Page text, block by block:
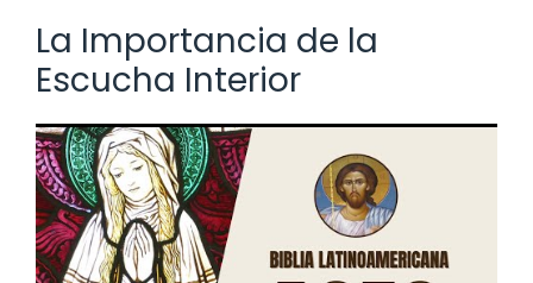
La Importancia de la
Escucha Interior